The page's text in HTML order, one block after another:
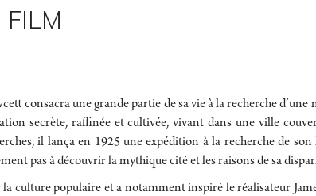
FILM
consacra une grande partie de sa vie à la recherche
secrète, raffinée et cultivée, vivant dans une ville
il lança en 1925 une expédition à la recherche de
pas à découvrir la mythique cité et les raisons de sa
culture populaire et a notamment inspiré le réalisateur